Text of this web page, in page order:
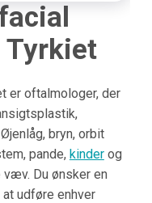
er oftalmologer, der
bryn, orbit
pande, kinderog
Du ønsker en
udføre enhver